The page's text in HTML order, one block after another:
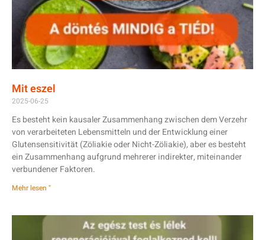
Mit eszel
2025-06-25
Es besteht kein kausaler Zusammenhang zwischen dem Verzehr
von verarbeiteten Lebensmitteln und der Entwicklung einer
Glutensensitivität (Zöliakie oder Nicht-Zöliakie), aber es besteht
ein Zusammenhang aufgrund mehrerer indirekter, miteinander
verbundener Faktoren.
Mehr lesen "